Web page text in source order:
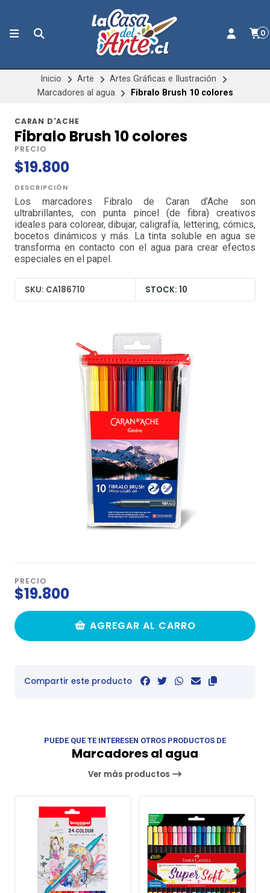
0
Inicio Arte
Artes Gráficas e Ilustración
Marcadores al agua
Fibralo Brush 10 colores
CARAN D'ACHE
Fibralo Brush 10 colores
PRECIO
$19.800
DESCRIPCIÓN
Los marcadores Fibralo de Caran d’Ache son
ultrabrillantes, con punta pincel (de fibra) creativos
ideales para colorear, dibujar, caligrafía, lettering, cómics,
bocetos dinámicos y más. La tinta soluble en agua se
transforma en contacto con el agua para crear efectos
especiales en el papel.
SKU: CA186710 STOCK: 10
PRECIO
$19.800
AGREGAR AL CARRO
Compartir este producto
PUEDE QUE TE INTERESEN OTROS PRODUCTOS DE
Marcadores al agua
Ver más productos